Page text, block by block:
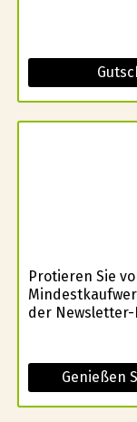
Profitieren Sie
der
Genießen